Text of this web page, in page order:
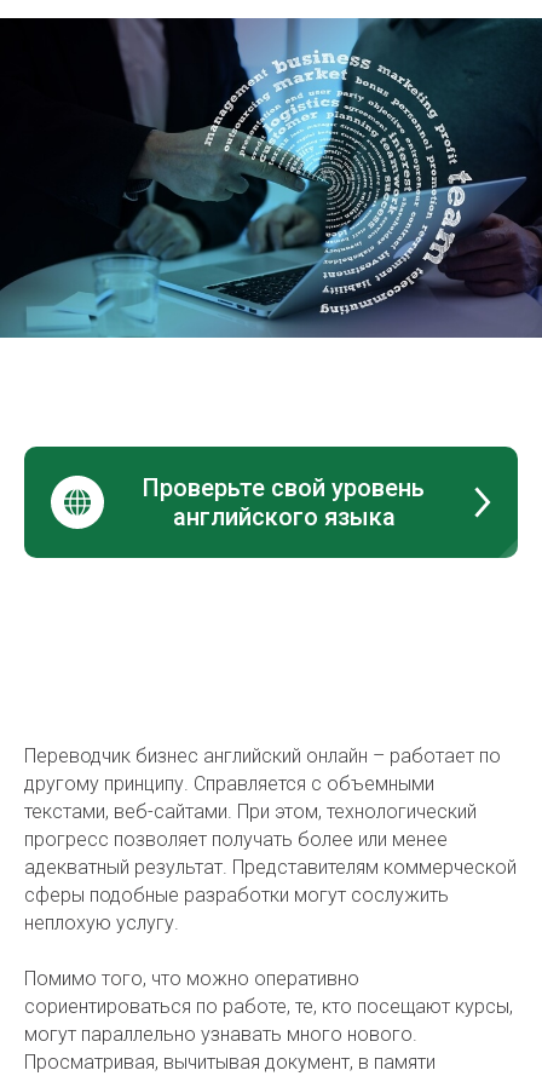
Проверьте свой уровень
английского языка
Переводчик бизнес английский онлайн – работает по
другому принципу. Справляется с объемными
текстами, веб-сайтами. При этом, технологический
прогресс позволяет получать более или менее
адекватный результат. Представителям коммерческой
сферы подобные разработки могут сослужить
неплохую услугу.
Помимо того, что можно оперативно
сориентироваться по работе, те, кто посещают курсы,
могут параллельно узнавать много нового.
Просматривая, вычитывая документ, в памяти